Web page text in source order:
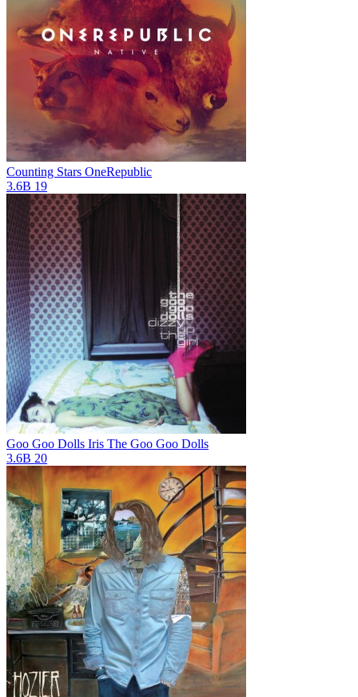
Counting Stars OneRepublic
3.6B 19
Goo Goo Dolls Iris The Goo Goo Dolls
3.6B 20